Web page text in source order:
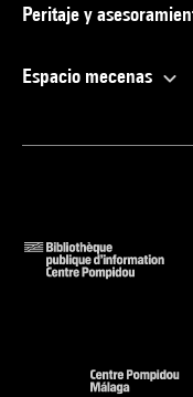
Peritaje y
Espacio mecenas